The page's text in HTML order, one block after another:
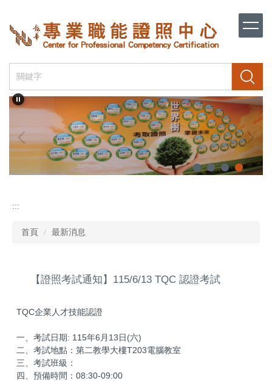
主
搜尋
:::
首頁 最新消息
【證照考試通知】115/6/13 TQC 認證考試
TQC企業人才技能認證
一、考試日期: 115年6月13日(六)
二、考試地點：第二教學大樓T203電腦教室
三、考試班級：
四、預備時間：08:30-09:00